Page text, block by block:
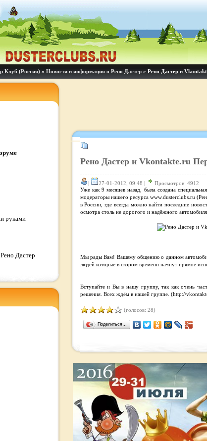
Клуб (Россия) » Новости и информация о Рено Дастер » Рено Дастер и
руками
Дастер
Рено Дастер и Vkontakte.ru
| 27-01-2012, 09:48 | Просмотров: 4912
Уже как 9 месяцев назад, была создана
модераторы нашего ресурса www.dusterclubs.ru
в России, где всегда можно найти последние
осмотра столь не дорогого и надёжного
Мы рады Вам! Вашему общению о данном
людей которые в скором времени начнут прямое
Вступайте и Вы в нашу группу, так как очень
решения. Всех ждём в нашей группе. (http://
(голосов: 28)
Поделиться…